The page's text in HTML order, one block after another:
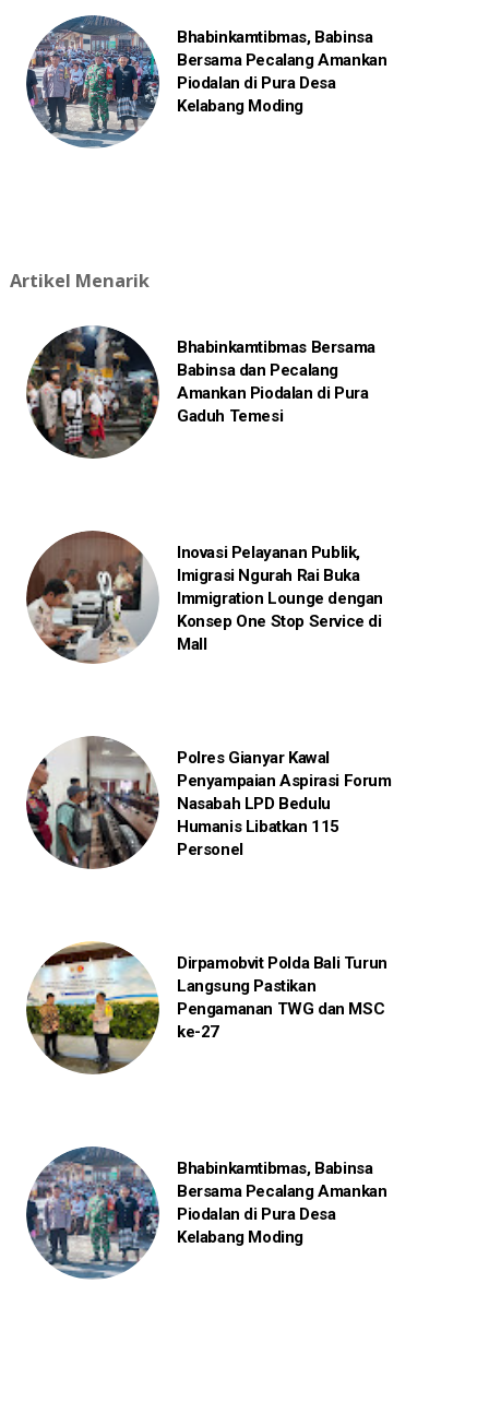
Bhabinkamtibmas, Babinsa
Bersama Pecalang Amankan
Piodalan di Pura Desa
Kelabang Moding
Artikel Menarik
Bhabinkamtibmas Bersama
Babinsa dan Pecalang
Amankan Piodalan di Pura
Gaduh Temesi
Inovasi Pelayanan Publik,
Imigrasi Ngurah Rai Buka
Immigration Lounge dengan
Konsep One Stop Service di
Mall
Polres Gianyar Kawal
Penyampaian Aspirasi Forum
Nasabah LPD Bedulu
Humanis Libatkan 115
Personel
Dirpamobvit Polda Bali Turun
Langsung Pastikan
Pengamanan TWG dan MSC
ke-27
Bhabinkamtibmas, Babinsa
Bersama Pecalang Amankan
Piodalan di Pura Desa
Kelabang Moding